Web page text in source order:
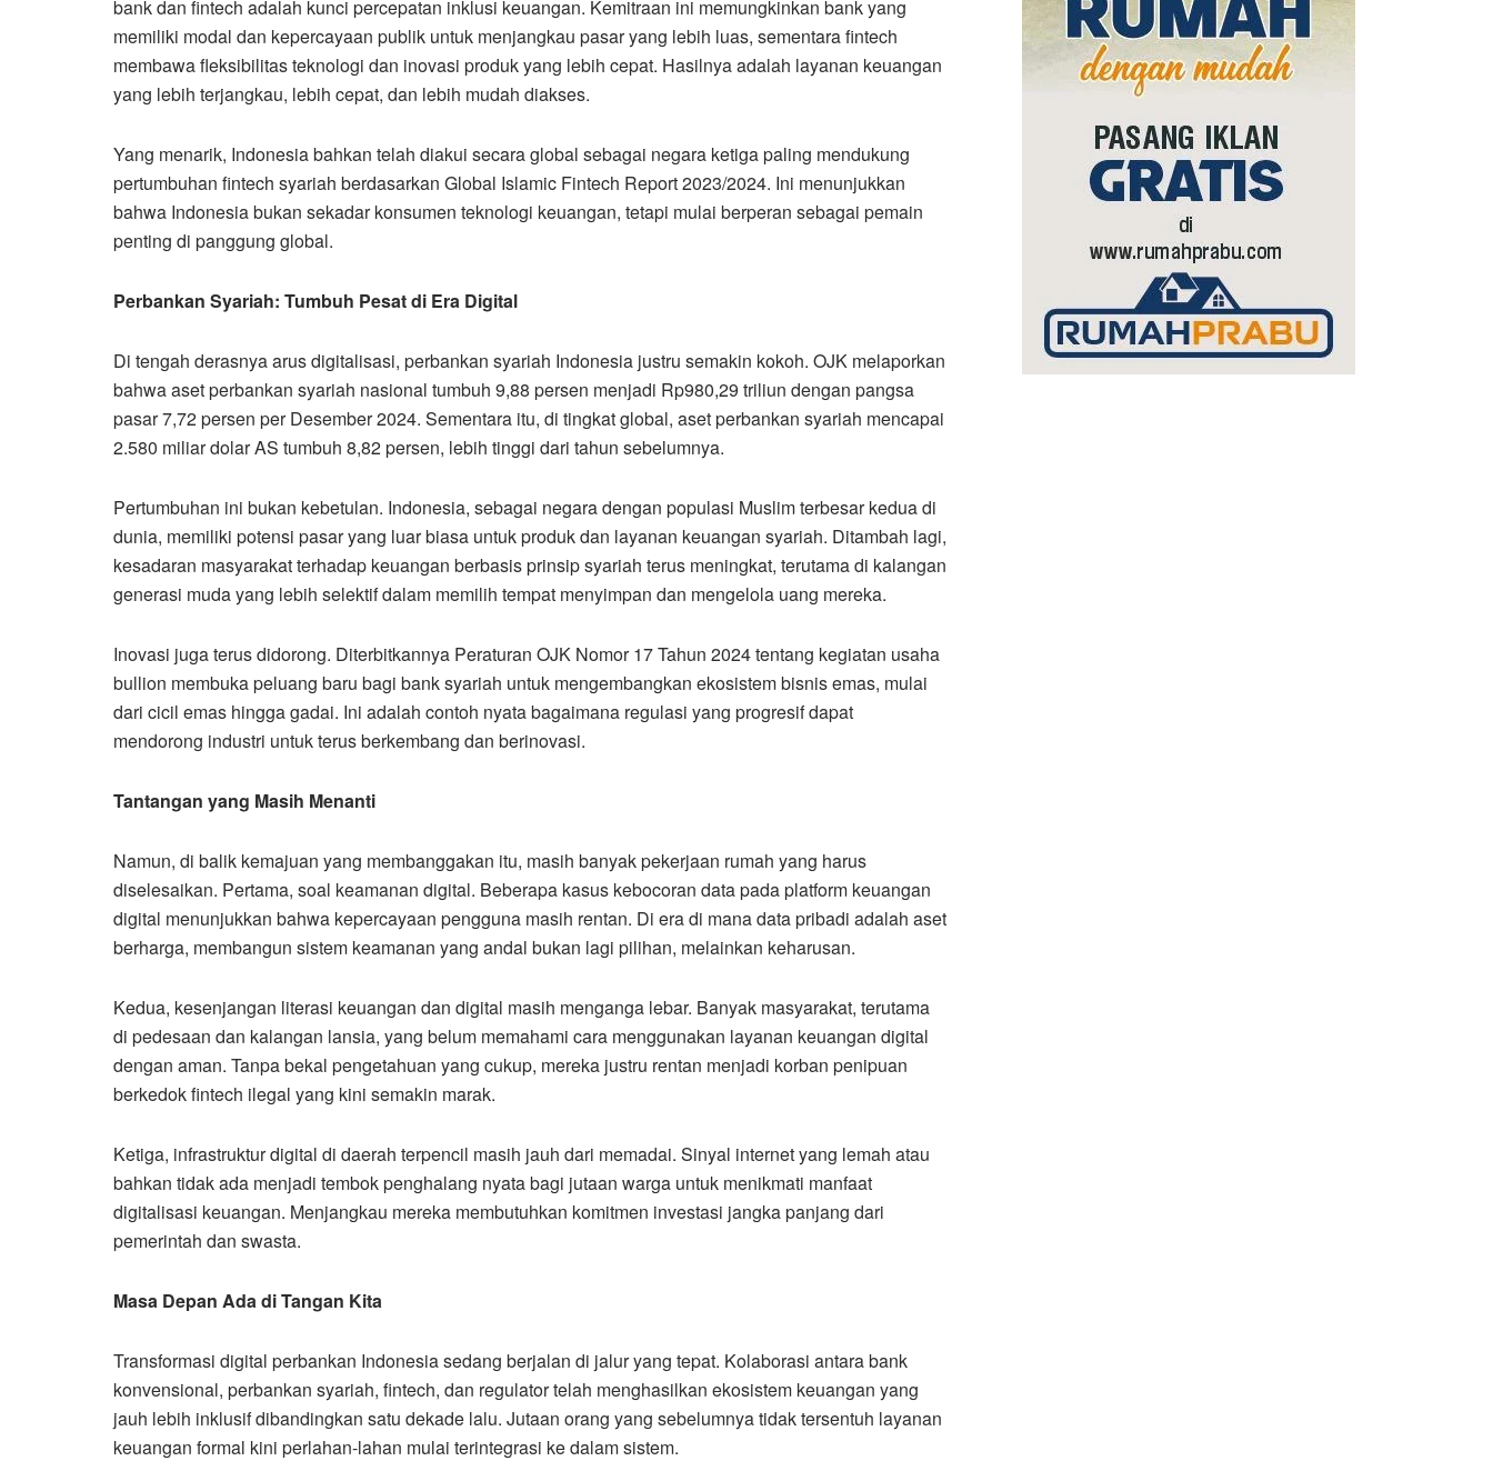
bank dan fintech adalah kunci percepatan inklusi keuangan. Kemitraan ini memungkinkan bank yang
memiliki modal dan kepercayaan publik untuk menjangkau pasar yang lebih luas, sementara fintech
membawa fleksibilitas teknologi dan inovasi produk yang lebih cepat. Hasilnya adalah layanan keuangan
yang lebih terjangkau, lebih cepat, dan lebih mudah diakses.
Yang menarik, Indonesia bahkan telah diakui secara global sebagai negara ketiga paling mendukung
pertumbuhan fintech syariah berdasarkan Global Islamic Fintech Report 2023/2024. Ini menunjukkan
bahwa Indonesia bukan sekadar konsumen teknologi keuangan, tetapi mulai berperan sebagai pemain
penting di panggung global.
Perbankan Syariah: Tumbuh Pesat di Era Digital
Di tengah derasnya arus digitalisasi, perbankan syariah Indonesia justru semakin kokoh. OJK melaporkan
bahwa aset perbankan syariah nasional tumbuh 9,88 persen menjadi Rp980,29 triliun dengan pangsa
pasar 7,72 persen per Desember 2024. Sementara itu, di tingkat global, aset perbankan syariah mencapai
2.580 miliar dolar AS tumbuh 8,82 persen, lebih tinggi dari tahun sebelumnya.
Pertumbuhan ini bukan kebetulan. Indonesia, sebagai negara dengan populasi Muslim terbesar kedua di
dunia, memiliki potensi pasar yang luar biasa untuk produk dan layanan keuangan syariah. Ditambah lagi,
kesadaran masyarakat terhadap keuangan berbasis prinsip syariah terus meningkat, terutama di kalangan
generasi muda yang lebih selektif dalam memilih tempat menyimpan dan mengelola uang mereka.
Inovasi juga terus didorong. Diterbitkannya Peraturan OJK Nomor 17 Tahun 2024 tentang kegiatan usaha
bullion membuka peluang baru bagi bank syariah untuk mengembangkan ekosistem bisnis emas, mulai
dari cicil emas hingga gadai. Ini adalah contoh nyata bagaimana regulasi yang progresif dapat
mendorong industri untuk terus berkembang dan berinovasi.
Tantangan yang Masih Menanti
Namun, di balik kemajuan yang membanggakan itu, masih banyak pekerjaan rumah yang harus
diselesaikan. Pertama, soal keamanan digital. Beberapa kasus kebocoran data pada platform keuangan
digital menunjukkan bahwa kepercayaan pengguna masih rentan. Di era di mana data pribadi adalah aset
berharga, membangun sistem keamanan yang andal bukan lagi pilihan, melainkan keharusan.
Kedua, kesenjangan literasi keuangan dan digital masih menganga lebar. Banyak masyarakat, terutama
di pedesaan dan kalangan lansia, yang belum memahami cara menggunakan layanan keuangan digital
dengan aman. Tanpa bekal pengetahuan yang cukup, mereka justru rentan menjadi korban penipuan
berkedok fintech ilegal yang kini semakin marak.
Ketiga, infrastruktur digital di daerah terpencil masih jauh dari memadai. Sinyal internet yang lemah atau
bahkan tidak ada menjadi tembok penghalang nyata bagi jutaan warga untuk menikmati manfaat
digitalisasi keuangan. Menjangkau mereka membutuhkan komitmen investasi jangka panjang dari
pemerintah dan swasta.
Masa Depan Ada di Tangan Kita
Transformasi digital perbankan Indonesia sedang berjalan di jalur yang tepat. Kolaborasi antara bank
konvensional, perbankan syariah, fintech, dan regulator telah menghasilkan ekosistem keuangan yang
jauh lebih inklusif dibandingkan satu dekade lalu. Jutaan orang yang sebelumnya tidak tersentuh layanan
keuangan formal kini perlahan-lahan mulai terintegrasi ke dalam sistem.